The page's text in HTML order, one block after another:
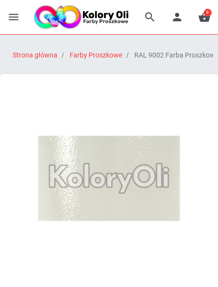
   
0
Strona główna Farby Proszkowe RAL 9002 Farba